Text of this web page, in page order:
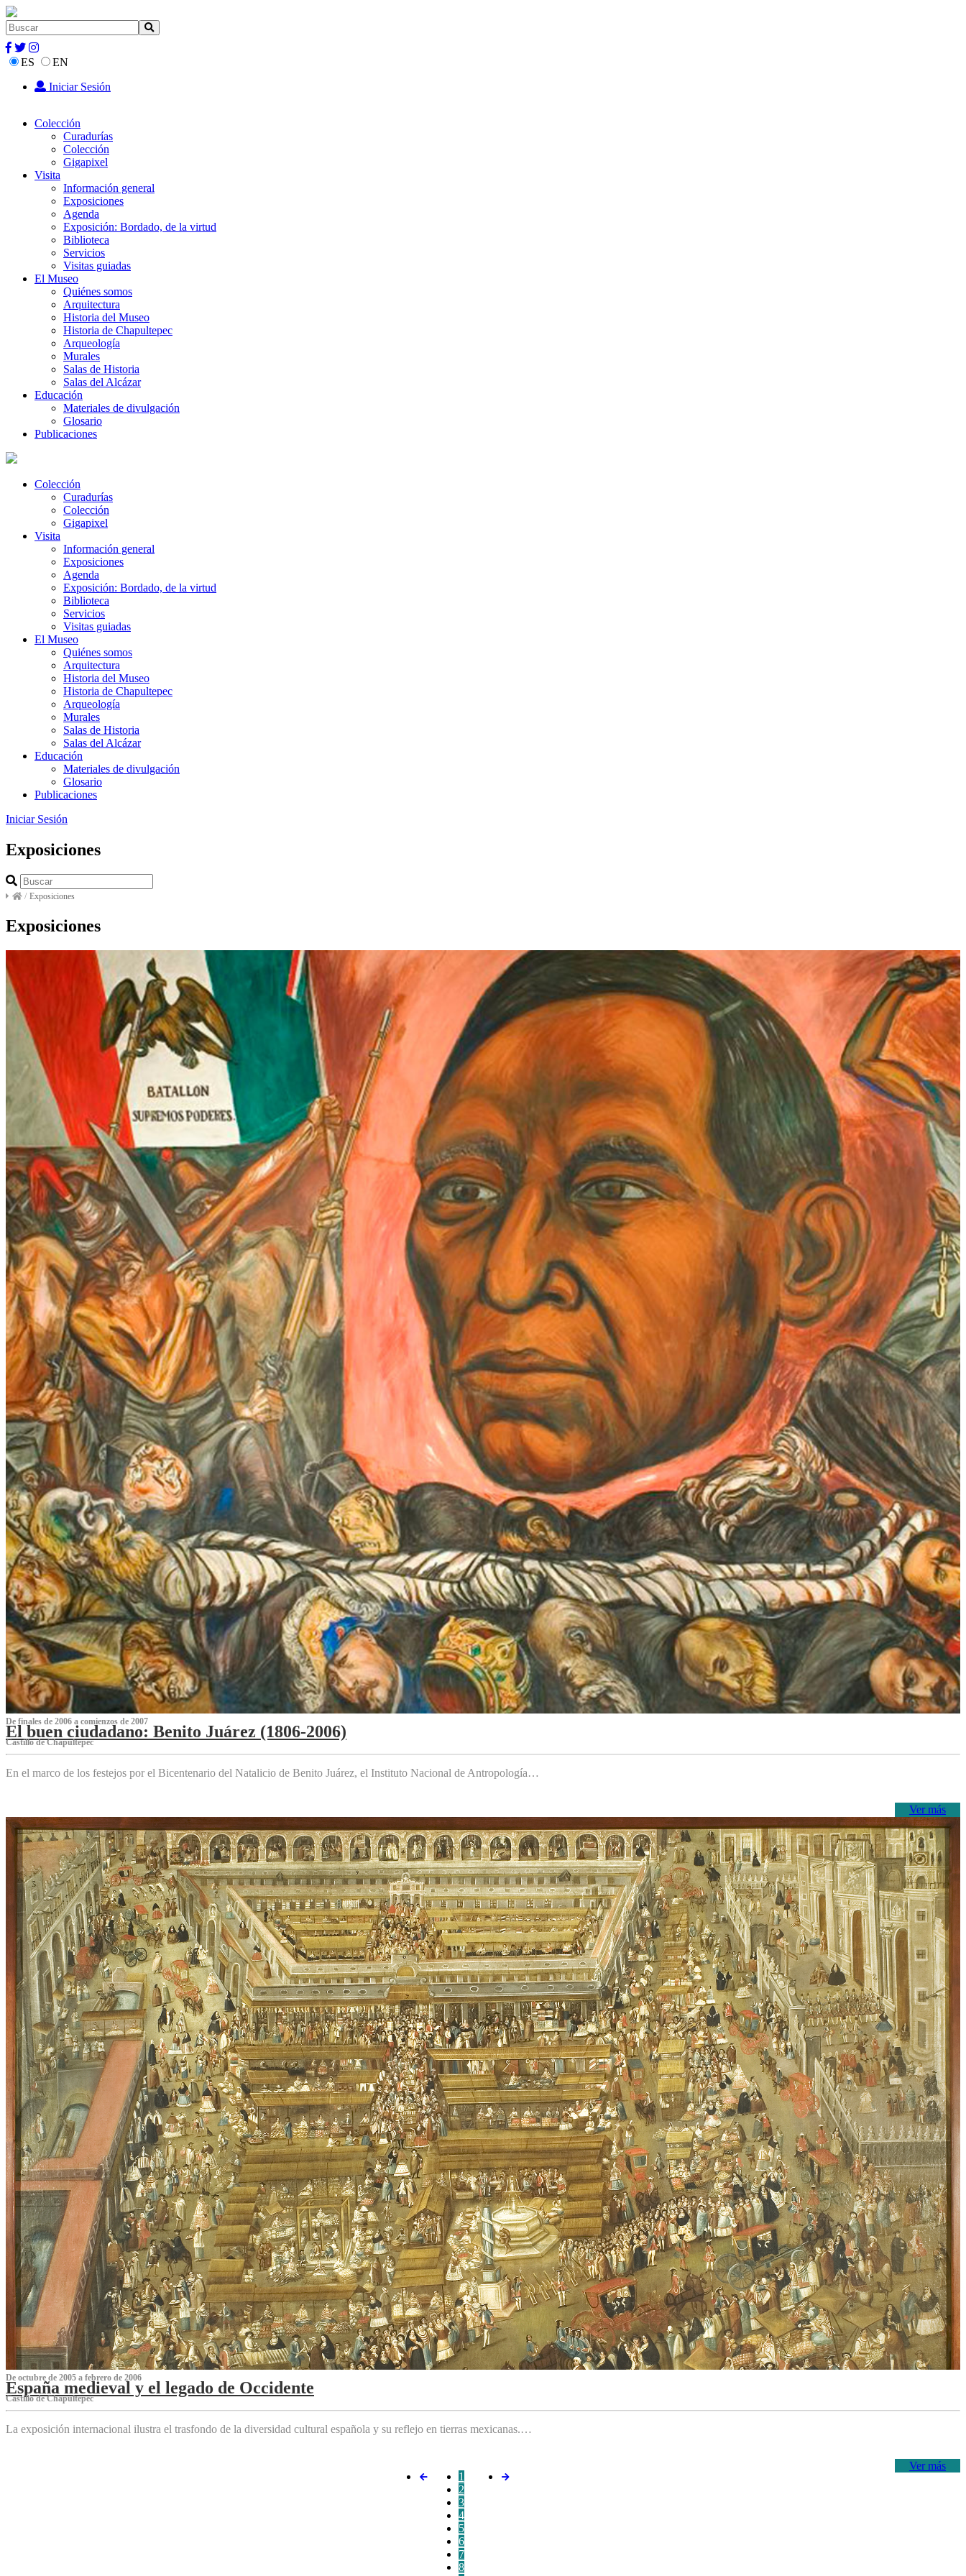
ES
EN
Iniciar Sesión
Colección
Curadurías
Colección
Gigapixel
Visita
Información general
Exposiciones
Agenda
Exposición: Bordado, de la virtud
Biblioteca
Servicios
Visitas guiadas
El Museo
Quiénes somos
Arquitectura
Historia del Museo
Historia de Chapultepec
Arqueología
Murales
Salas de Historia
Salas del Alcázar
Educación
Materiales de divulgación
Glosario
Publicaciones
Colección
Curadurías
Colección
Gigapixel
Visita
Información general
Exposiciones
Agenda
Exposición: Bordado, de la virtud
Biblioteca
Servicios
Visitas guiadas
El Museo
Quiénes somos
Arquitectura
Historia del Museo
Historia de Chapultepec
Arqueología
Murales
Salas de Historia
Salas del Alcázar
Educación
Materiales de divulgación
Glosario
Publicaciones
Iniciar Sesión
Exposiciones
/ Exposiciones
Exposiciones
De finales de 2006 a comienzos de 2007
El buen ciudadano: Benito Juárez (1806-2006)
Castillo de Chapultepec
En el marco de los festejos por el Bicentenario del Natalicio de Benito Juárez, el Instituto Nacional de Antropología…
Ver más
De octubre de 2005 a febrero de 2006
España medieval y el legado de Occidente
Castillo de Chapultepec
La exposición internacional ilustra el trasfondo de la diversidad cultural española y su reflejo en tierras mexicanas.…
Ver más
1
2
3
4
5
6
7
8